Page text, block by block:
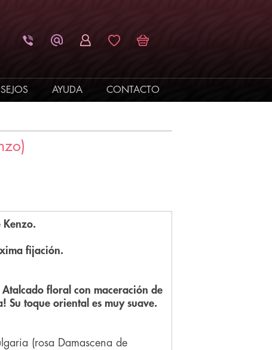
AYUDA CONTACTO
Kenzo.
fijación.
floral con maceración de
Su toque oriental es muy suave.
(rosa Damascena de